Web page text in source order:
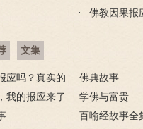
佛教因果报
文集
应吗？真实的
佛典故事
我的报应来了
者，妻淫人
学佛与富贵
百喻经故事全